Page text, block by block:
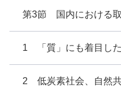
第3節 国内における
1 「質」にも着目し
2 低炭素社会、自然